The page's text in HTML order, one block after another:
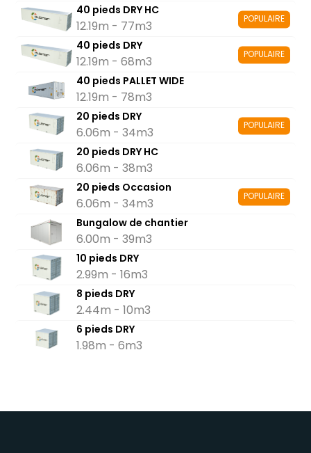
POPULAIRE
40 pieds DRY HC
12.19m - 77m3
POPULAIRE
40 pieds DRY
12.19m - 68m3
40 pieds PALLET WIDE
12.19m - 78m3
POPULAIRE
20 pieds DRY
6.06m - 34m3
20 pieds DRY HC
6.06m - 38m3
POPULAIRE
20 pieds Occasion
6.06m - 34m3
Bungalow de chantier
6.00m - 39m3
10 pieds DRY
2.99m - 16m3
8 pieds DRY
2.44m - 10m3
6 pieds DRY
1.98m - 6m3